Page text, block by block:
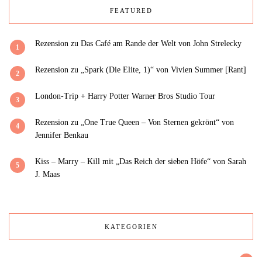
FEATURED
1 Rezension zu Das Café am Rande der Welt von John Strelecky
2 Rezension zu „Spark (Die Elite, 1)“ von Vivien Summer [Rant]
3 London-Trip + Harry Potter Warner Bros Studio Tour
4
Rezension zu „One True Queen – Von Sternen gekrönt“ von
Jennifer Benkau
5
Kiss – Marry – Kill mit „Das Reich der sieben Höfe“ von Sarah
J. Maas
KATEGORIEN